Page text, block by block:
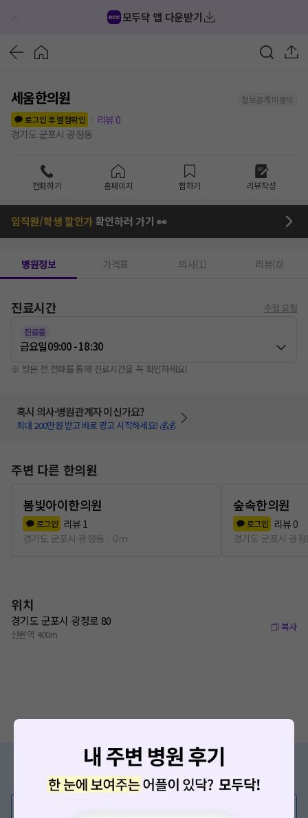
모두닥 앱 다운받기
세움한의원
정보공개 미동의
로그인 후 별점확인
리뷰 0
경기도 군포시 광정동
전화하기 홈페이지 찜하기 리뷰작성
임직원/학생 할인가확인하러 가기 👀
병원정보 가격표 의사(1) 리뷰(0)
진료시간 수정 요청
진료중
금요일09:00 - 18:30
※ 방문 전 전화를 통해 진료시간을 꼭 확인하세요!
혹시 의사·병원관계자 이신가요?
최대 200만원 받고 바로 광고 시작하세요! 💰💰
주변 다른 한의원
봄빛아이한의원
로그인 리뷰 1
경기도 군포시 광정동
0m
숲속한의원
로그인 리뷰 0
경기도 군포시 광
위치
경기도 군포시 광정로 80
산본역 400m
복사
증상/치료, 궁금한 점이 있나요?
의사가 직접 답해드려요!